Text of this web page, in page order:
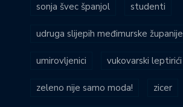
sonja švec španjol studenti
udruga slijepih međimurske županije
umirovljenici vukovarski leptirići
zeleno nije samo moda! zicer